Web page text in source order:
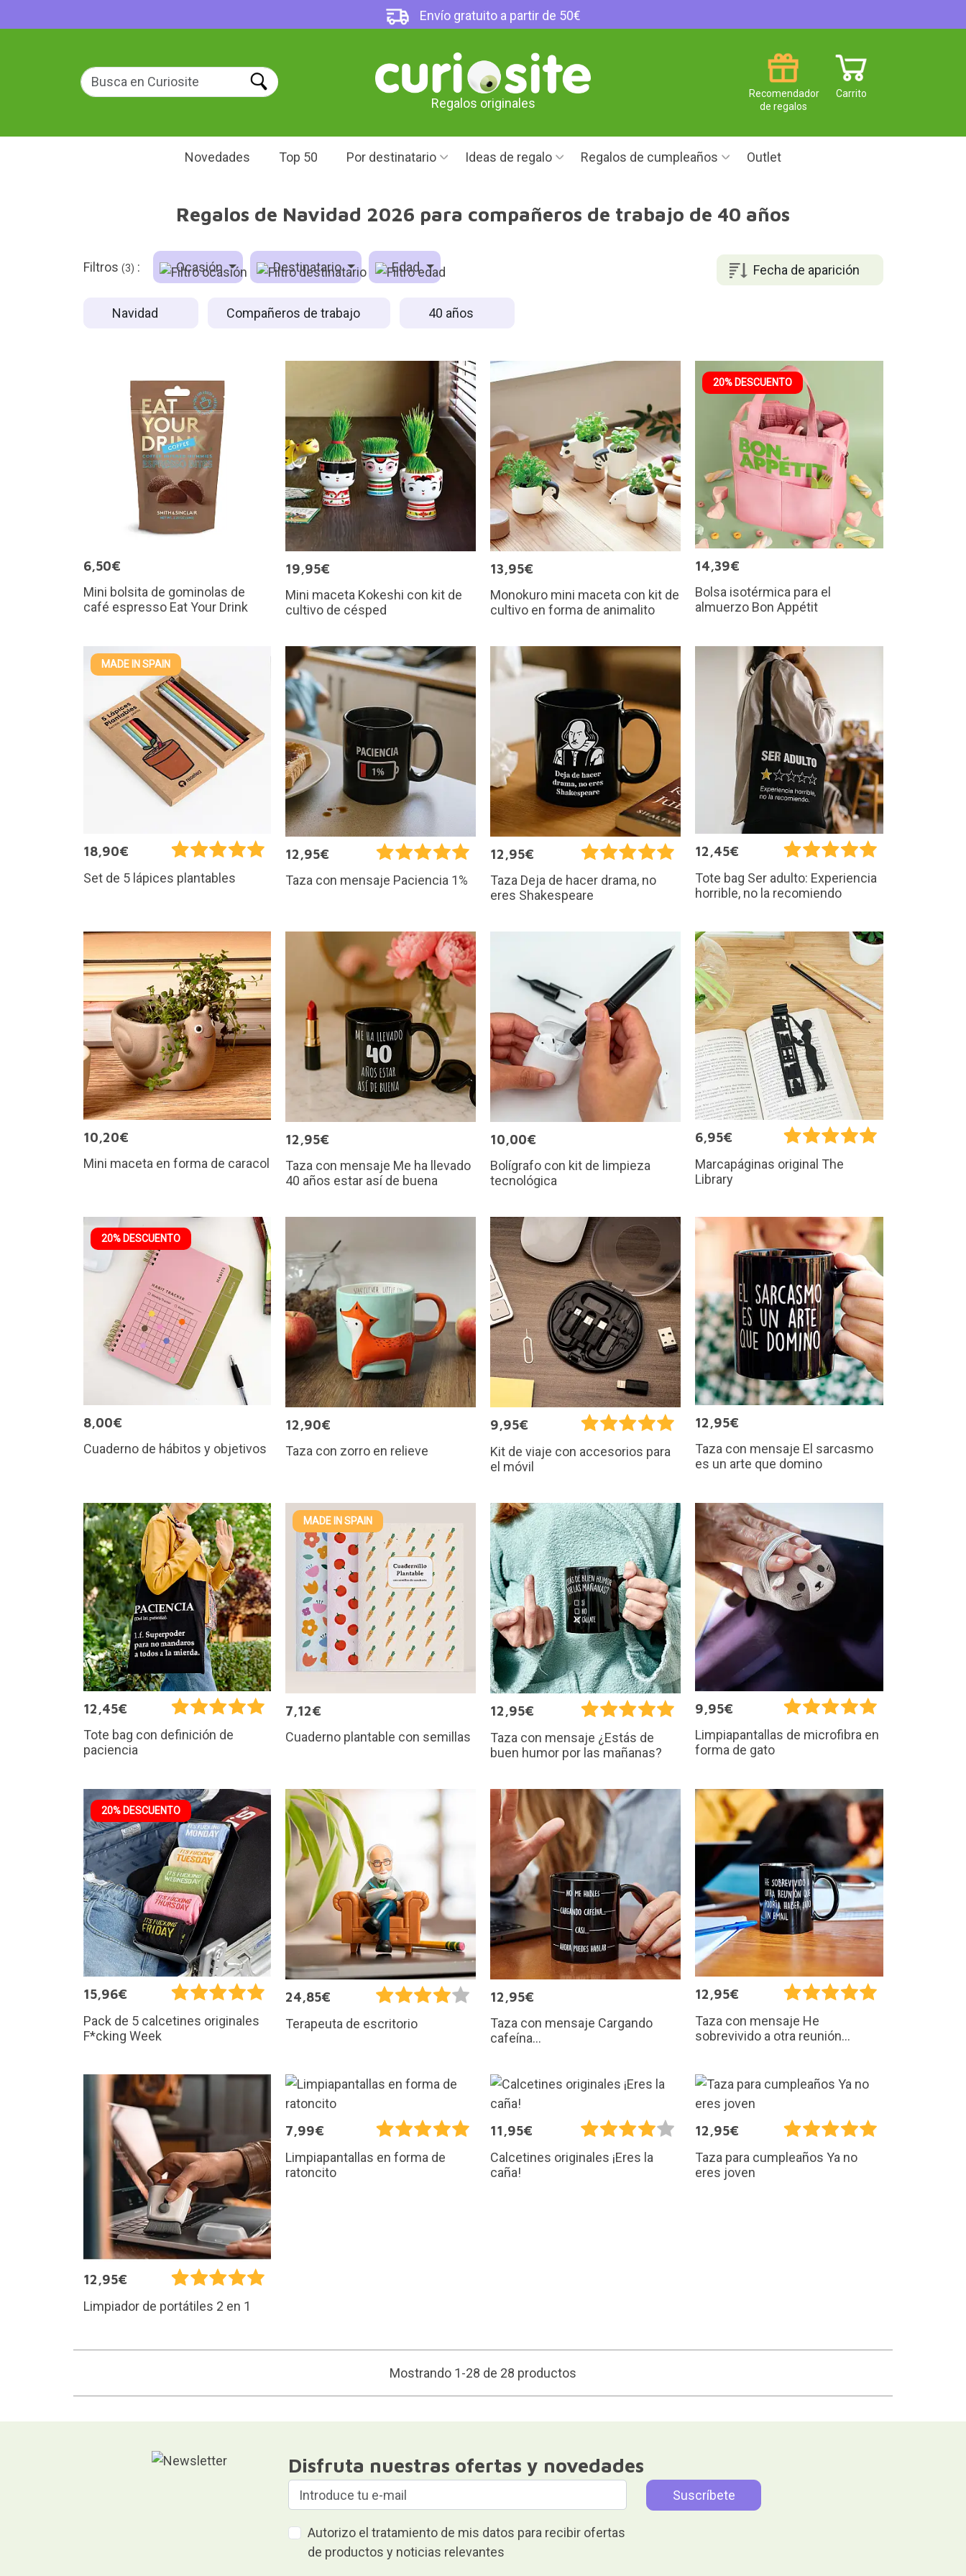
Envío gratuito a partir de 50€
Regalos originales
Carrito
Recomendador
de regalos
Novedades Top 50 Por destinatario Ideas de regalo Regalos de cumpleaños Outlet
Regalos de Navidad 2026 para compañeros de trabajo de 40 años
Fecha de aparición
Filtros (3) : Ocasión Destinatario Edad
Navidad Compañeros de trabajo 40 años
6,50€
Mini bolsita de gominolas de
café espresso Eat Your Drink
19,95€
Mini maceta Kokeshi con kit de
cultivo de césped
13,95€
Monokuro mini maceta con kit de
cultivo en forma de animalito
20% DESCUENTO
14,39€
Bolsa isotérmica para el
almuerzo Bon Appétit
MADE IN SPAIN
18,90€
Set de 5 lápices plantables
12,95€
Taza con mensaje Paciencia 1%
12,95€
Taza Deja de hacer drama, no
eres Shakespeare
12,45€
Tote bag Ser adulto: Experiencia
horrible, no la recomiendo
10,20€
Mini maceta en forma de caracol
12,95€
Taza con mensaje Me ha llevado
40 años estar así de buena
10,00€
Bolígrafo con kit de limpieza
tecnológica
6,95€
Marcapáginas original The
Library
20% DESCUENTO
8,00€
Cuaderno de hábitos y objetivos
12,90€
Taza con zorro en relieve
9,95€
Kit de viaje con accesorios para
el móvil
12,95€
Taza con mensaje El sarcasmo
es un arte que domino
12,45€
Tote bag con definición de
paciencia
MADE IN SPAIN
7,12€
Cuaderno plantable con semillas
12,95€
Taza con mensaje ¿Estás de
buen humor por las mañanas?
9,95€
Limpiapantallas de microfibra en
forma de gato
20% DESCUENTO
15,96€
Pack de 5 calcetines originales
F*cking Week
24,85€
Terapeuta de escritorio
12,95€
Taza con mensaje Cargando
cafeína...
12,95€
Taza con mensaje He
sobrevivido a otra reunión...
12,95€
Limpiador de portátiles 2 en 1
7,99€
Limpiapantallas en forma de
ratoncito
11,95€
Calcetines originales ¡Eres la
caña!
12,95€
Taza para cumpleaños Ya no
eres joven
Mostrando 1-28 de 28 productos
Disfruta nuestras ofertas y novedades
Autorizo el tratamiento de mis datos para recibir ofertas
de productos y noticias relevantes